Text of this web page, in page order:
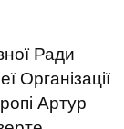
Ради
Організації
Артур